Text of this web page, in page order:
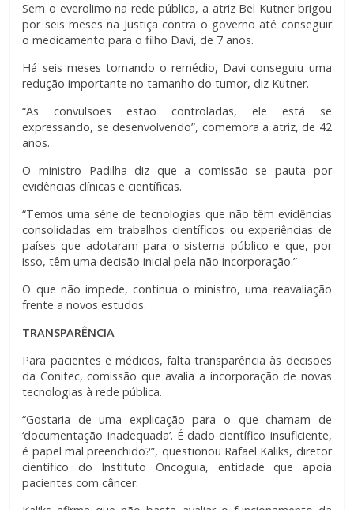
Sem o everolimo na rede pública, a atriz Bel Kutner brigou
por seis meses na Justiça contra o governo até conseguir
o medicamento para o filho Davi, de 7 anos.
Há seis meses tomando o remédio, Davi conseguiu uma
redução importante no tamanho do tumor, diz Kutner.
“As convulsões estão controladas, ele está se
expressando, se desenvolvendo”, comemora a atriz, de 42
anos.
O ministro Padilha diz que a comissão se pauta por
evidências clínicas e científicas.
“Temos uma série de tecnologias que não têm evidências
consolidadas em trabalhos científicos ou experiências de
países que adotaram para o sistema público e que, por
isso, têm uma decisão inicial pela não incorporação.”
O que não impede, continua o ministro, uma reavaliação
frente a novos estudos.
TRANSPARÊNCIA
Para pacientes e médicos, falta transparência às decisões
da Conitec, comissão que avalia a incorporação de novas
tecnologias à rede pública.
“Gostaria de uma explicação para o que chamam de
‘documentação inadequada’. É dado científico insuficiente,
é papel mal preenchido?”, questionou Rafael Kaliks, diretor
científico do Instituto Oncoguia, entidade que apoia
pacientes com câncer.